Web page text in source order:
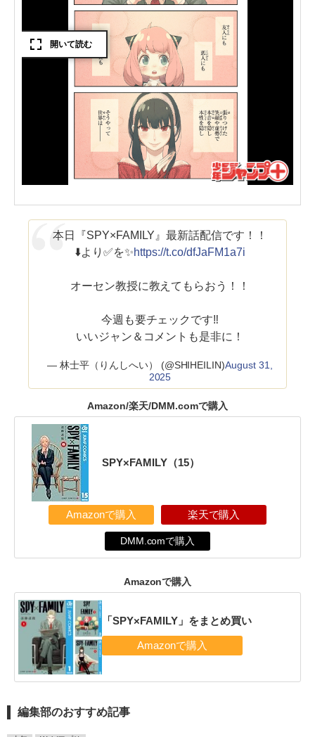
本日『SPY×FAMILY』最新話配信です！！
⬇️より✅を✨https://t.co/dfJaFM1a7i
オーセン教授に教えてもらおう！！
今週も要チェックです‼️
いいジャン＆コメントも是非に！
— 林士平（りんしへい） (@SHIHEILIN)August 31,
2025
Amazon/楽天/DMM.comで購入
SPY×FAMILY（15）
Amazonで購入 楽天で購入
DMM.comで購入
Amazonで購入
「SPY×FAMILY」をまとめ買い
編集部のおすすめ記事